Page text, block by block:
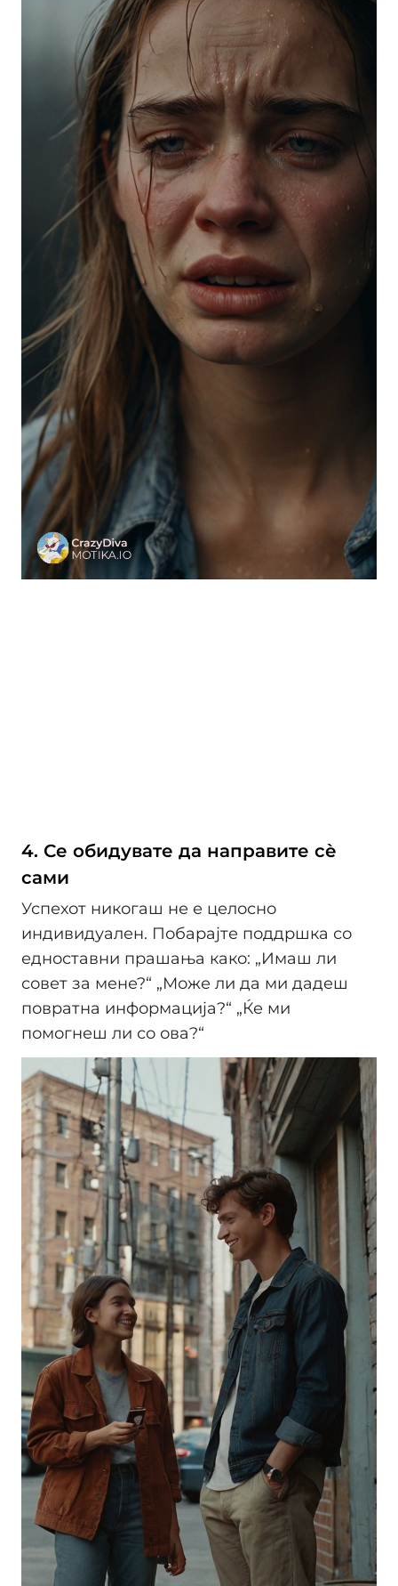
4. Се обидувате да направите сè
сами
Успехот никогаш не е целосно
индивидуален. Побарајте поддршка со
едноставни прашања како: „Имаш ли
совет за мене?“ „Може ли да ми дадеш
повратна информација?“ „Ќе ми
помогнеш ли со ова?“